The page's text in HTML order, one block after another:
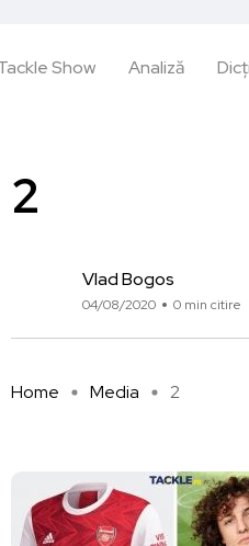
Show Analiză
2
Vlad Bogos
04/08/2020 0 min citire
Home Media 2